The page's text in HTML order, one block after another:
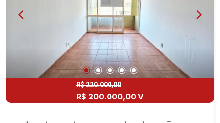
R$ 220.000,00
R$ 200.000,00 V